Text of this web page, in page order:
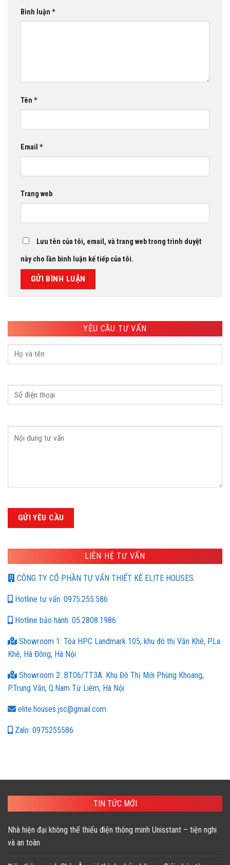
Bình luận *
Tên *
Email *
Trang web
Lưu tên của tôi, email, và trang web trong trình duyệt
này cho lần bình luận kế tiếp của tôi.
YÊU CẦU TƯ VẤN
LIÊN HỆ TƯ VẤN
CÔNG TY CỔ PHẦN TƯ VẤN THIẾT KẾ ELITE HOUSES
Hotline tư vấn: 0975.255.586
Hotline bảo hành: 05.2808.1986
Showroom 1: Tòa HPC Landmark 105, khu đô thị Văn Khê, P.La
Khê, Hà Đông, Hà Nội
Showroom 2: BT06/TT3A. Khu Đô Thị Mới Phùng Khoang,
P.Trung Văn, Q.Nam Từ Liêm, Hà Nội
elite.houses.jsc@gmail.com
Zalo: 0975255586
TIN TỨC MỚI
Nhà hiện đại không thể thiếu điện thông minh Unisstant – tiện nghi
và an toàn